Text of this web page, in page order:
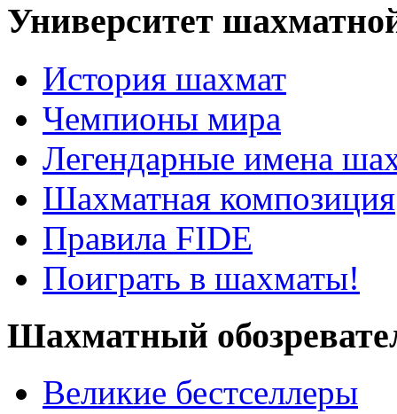
Университет
История шахмат
Чемпионы мира
Легендарные имена
Шахматная композиция
Правила FIDE
Поиграть в шахматы!
Шахматный
Великие бестселлеры